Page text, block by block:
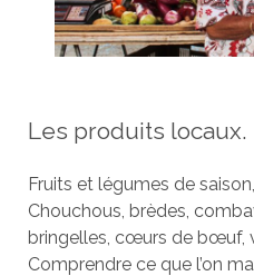
Les produits locaux.
Fruits et légumes de
Chouchous, brèdes,
bringelles, cœurs de bœuf,
Comprendre ce que l’on